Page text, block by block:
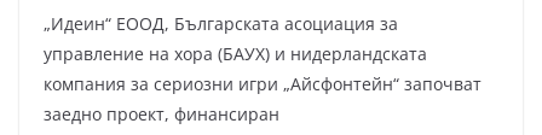
„Идеин“ ЕООД, Българската асоциация за
управление на хора (БАУХ) и нидерландската
компания за сериозни игри „Айсфонтейн“ започват
заедно проект, финансиран